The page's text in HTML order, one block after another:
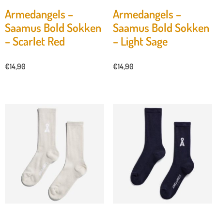
Armedangels –
Saamus Bold Sokken
– Scarlet Red
€14,90
Armedangels –
Saamus Bold Sokken
– Light Sage
€14,90